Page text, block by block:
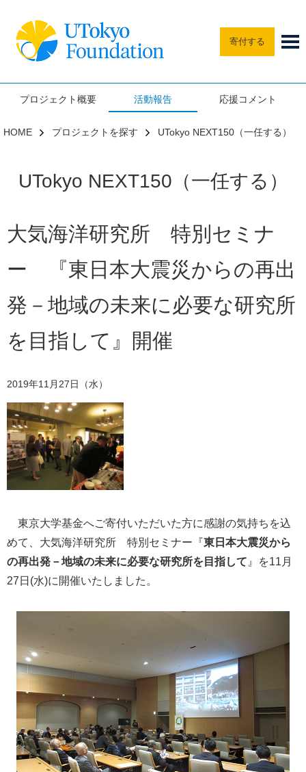
寄付する
HOME プロジェクトを探す UTokyo NEXT150（一任する）
UTokyo NEXT150（一任する）
プロジェクト概要 活動報告 応援コメント
大気海洋研究所 特別セミナ
ー 『東日本大震災からの再出
発－地域の未来に必要な研究所
を目指して』開催
2019年11月27日（水）
東京大学基金へご寄付いただいた方に感謝の気持ちを込
めて、大気海洋研究所 特別セミナー『東日本大震災から
の再出発－地域の未来に必要な研究所を目指して 』を11月
27日(水)に開催いたしました。